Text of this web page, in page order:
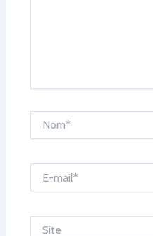
mail*